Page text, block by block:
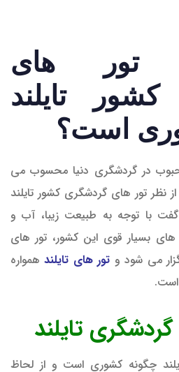
تور های
تایلند
است؟
در گردشگری دنیا محسوب می
نظر تور های گردشگری کشور تایلند
با توجه به طبیعت زیبا، آب و
بسیار قوی این کشور، تور های
می شود و تور های تایلندهمواره
است.
تایلند
چگونه کشوری است و از لحاظ